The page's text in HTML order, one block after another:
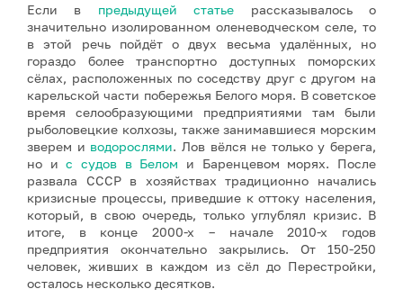
Если в предыдущей статье рассказывалось о
значительно изолированном оленеводческом селе, то
в этой речь пойдёт о двух весьма удалённых, но
гораздо более транспортно доступных поморских
сёлах, расположенных по соседству друг с другом на
карельской части побережья Белого моря. В советское
время селообразующими предприятиями там были
рыболовецкие колхозы, также занимавшиеся морским
зверем и водорослями. Лов вёлся не только у берега,
но ис судов в Белом и Баренцевом морях. После
развала СССР в хозяйствах традиционно начались
кризисные процессы, приведшие к оттоку населения,
который, в свою очередь, только углублял кризис. В
итоге, в конце 2000-х – начале 2010-х годов
предприятия окончательно закрылись. От 150-250
человек, живших в каждом из сёл до Перестройки,
осталось несколько десятков.